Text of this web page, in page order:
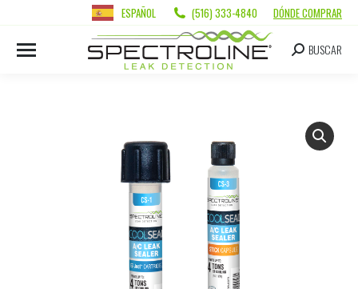
ESPAÑOL (516) 333-4840 DÓNDE COMPRAR
BUSCAR